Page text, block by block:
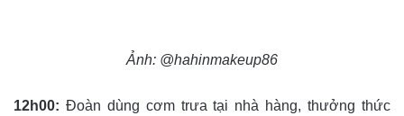
Ảnh: @hahinmakeup86
12h00: Đoàn dùng cơm trưa tại nhà hàng, thưởng thức